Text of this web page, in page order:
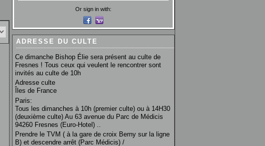
Or sign in with:
ADRESSE DU CULTE
Ce dimanche Bishop Élie sera présent au culte de
Fresnes ! Tous ceux qui veulent le rencontrer sont
invités au culte de 10h
Adresse culte
Îles de France
Paris:
Tous les dimanches à 10h (premier culte) ou à 14H30
(deuxième culte) Au 63 avenue du Parc de Médicis
94260 Fresnes (Euro-Hotel) ..
Prendre le TVM ( à la gare de croix Berny sur la ligne
B) et descendre arrêt (Parc Médicis) /